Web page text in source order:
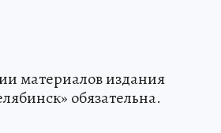
материалов издания
обязательна.